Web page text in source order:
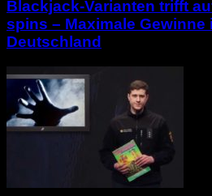
Blackjack-Varianten trifft
spins – Maximale Gewinne
Deutschland